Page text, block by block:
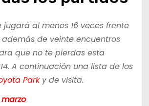
jugará al menos 16 veces frente
de veinte encuentros
que no te pierdas esta
A continuación una lista de los
Parky de visita.